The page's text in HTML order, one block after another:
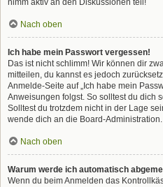
nimm aktiv an den Diskussionen teil!
Nach oben
Ich habe mein Passwort vergessen!
Das ist nicht schlimm! Wir können dir
mitteilen, du kannst es jedoch
Anmelde-Seite auf „Ich habe mein
Anweisungen folgst. So solltest du dich
Solltest du trotzdem nicht in der Lage
wende dich an die Board-Administration.
Nach oben
Warum werde ich automatisch
Wenn du beim Anmelden das